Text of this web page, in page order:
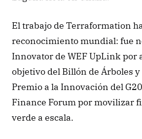
El trabajo de Terraformation
reconocimiento mundial: fue
Innovator de WEF UpLink por
objetivo del Billón de Árboles
Premio a la Innovación del
Finance Forum por movilizar
verde a escala.